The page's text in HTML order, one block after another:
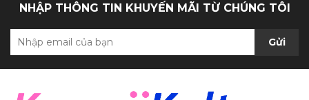
NHẬP THÔNG TIN KHUYẾN MÃI TỪ CHÚNG TÔI
Gửi